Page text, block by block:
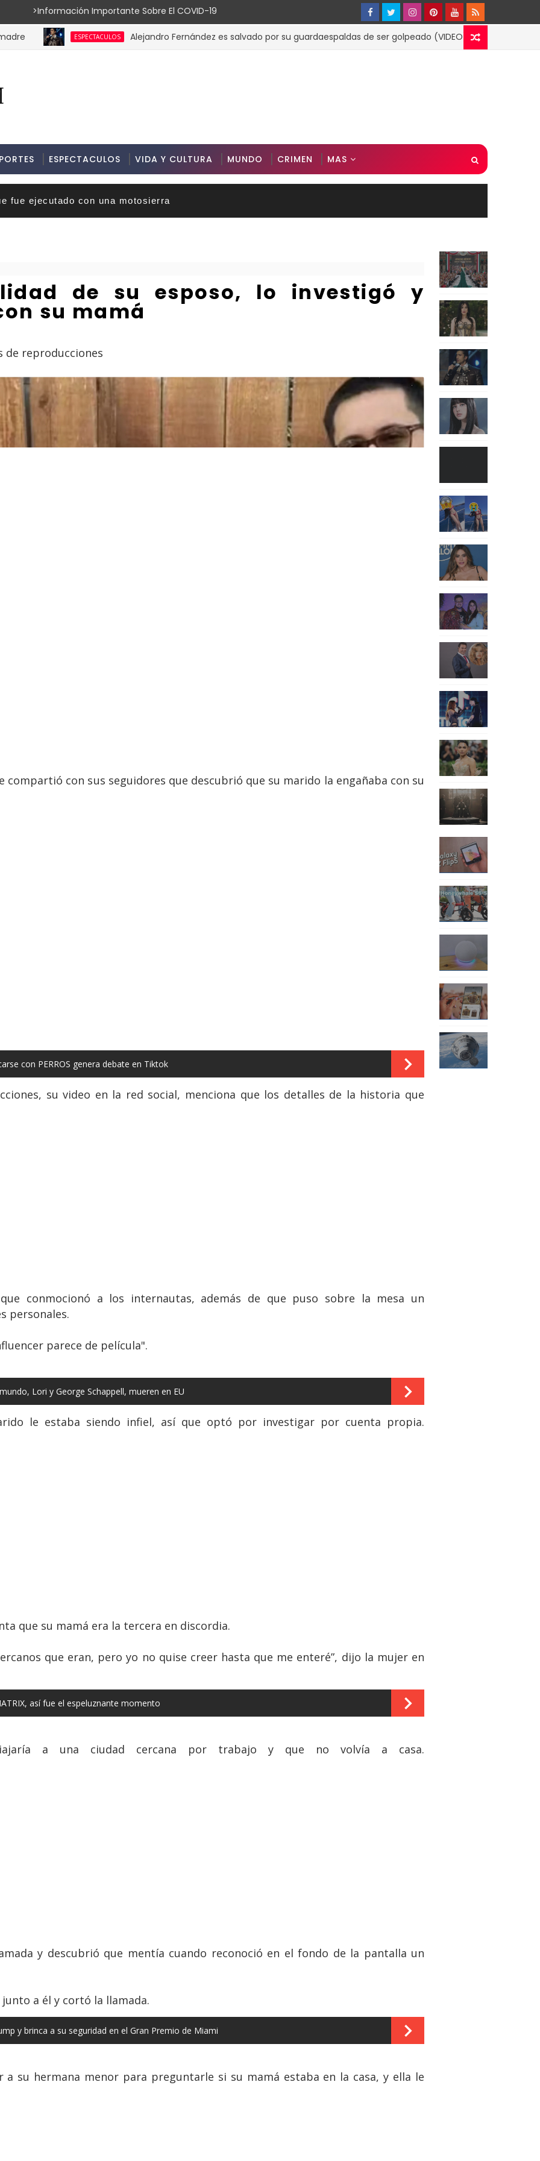
Importante Sobre El COVID-19
ESPECTACULOS Alejandro Fernández es salvado por su guardaespaldas de ser golpeado (VIDEO)
ESPECTACULOS VIDA Y CULTURA MUNDO CRIMEN MAS
fue ejecutado con una motosierra
de su esposo, lo investigó y
su mamá
de reproducciones
compartió con sus seguidores que descubrió que su marido la engañaba con su
con PERROS genera debate en Tiktok
su video en la red social, menciona que los detalles de la historia que
conmocionó a los internautas, además de que puso sobre la mesa un
personales.
parece de película".
Lori y George Schappell, mueren en EU
le estaba siendo infiel, así que optó por investigar por cuenta propia.
que su mamá era la tercera en discordia.
que eran, pero yo no quise creer hasta que me enteré”, dijo la mujer en
así fue el espeluznante momento
a una ciudad cercana por trabajo y que no volvía a casa.
y descubrió que mentía cuando reconoció en el fondo de la pantalla un
a él y cortó la llamada.
y brinca a su seguridad en el Gran Premio de Miami
a su hermana menor para preguntarle si su mamá estaba en la casa, y ella le